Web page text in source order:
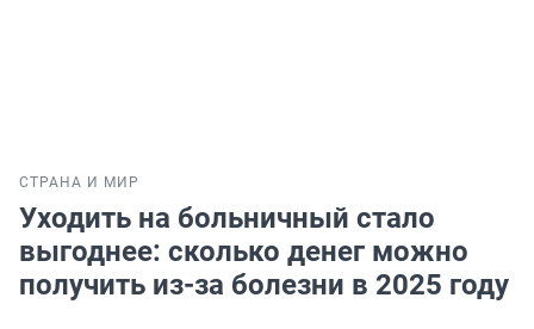
СТРАНА И МИР
Уходить на больничный стало
выгоднее: сколько денег можно
получить из-за болезни в 2025 году